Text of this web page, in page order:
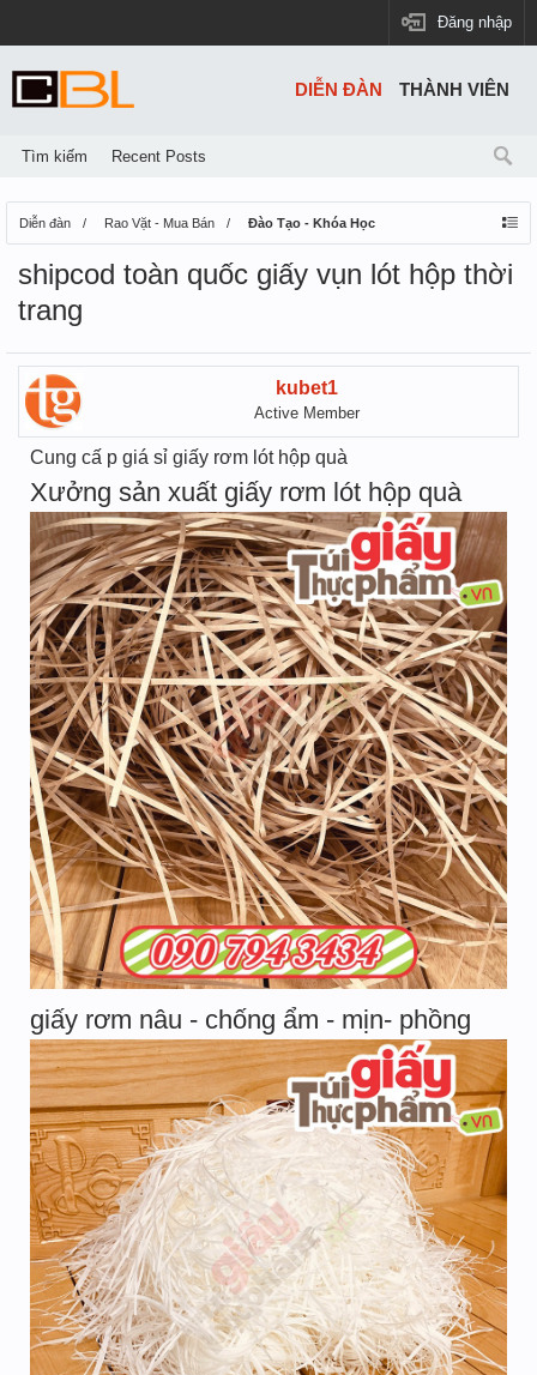
Đăng nhập
Diễn đàn Rao Vặt - Mua Bán Đào Tạo - Khóa Học
shipcod toàn quốc giấy vụn lót hộp thời
trang
kubet1
Active Member
Cung cấ p giá sỉ giấy rơm lót hộp quà
Xưởng sản xuất giấy rơm lót hộp quà
giấy rơm nâu - chống ẩm - mịn- phồng
DIỄN ĐÀN
Tìm kiếm Recent Posts
THÀNH VIÊN